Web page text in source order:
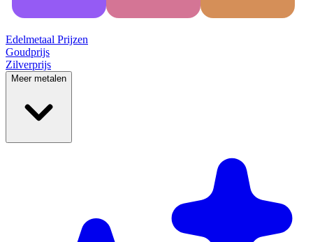
Edelmetaal Prijzen
Goudprijs
Zilverprijs
Meer metalen